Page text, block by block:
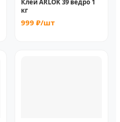
Клей ARLOK 39 ведро 1
кг
999 ₽/шт